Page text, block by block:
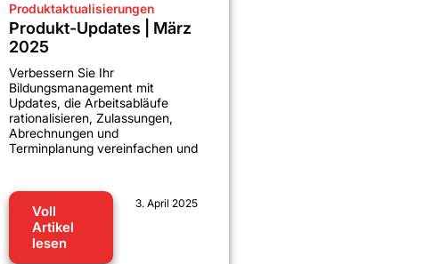
Produktaktualisierungen
Produkt-Updates | März
2025
Verbessern Sie Ihr
Bildungsmanagement mit
Updates, die Arbeitsabläufe
rationalisieren, Zulassungen,
Abrechnungen und
Terminplanung vereinfachen und
Voll
Artikel
lesen
3. April 2025